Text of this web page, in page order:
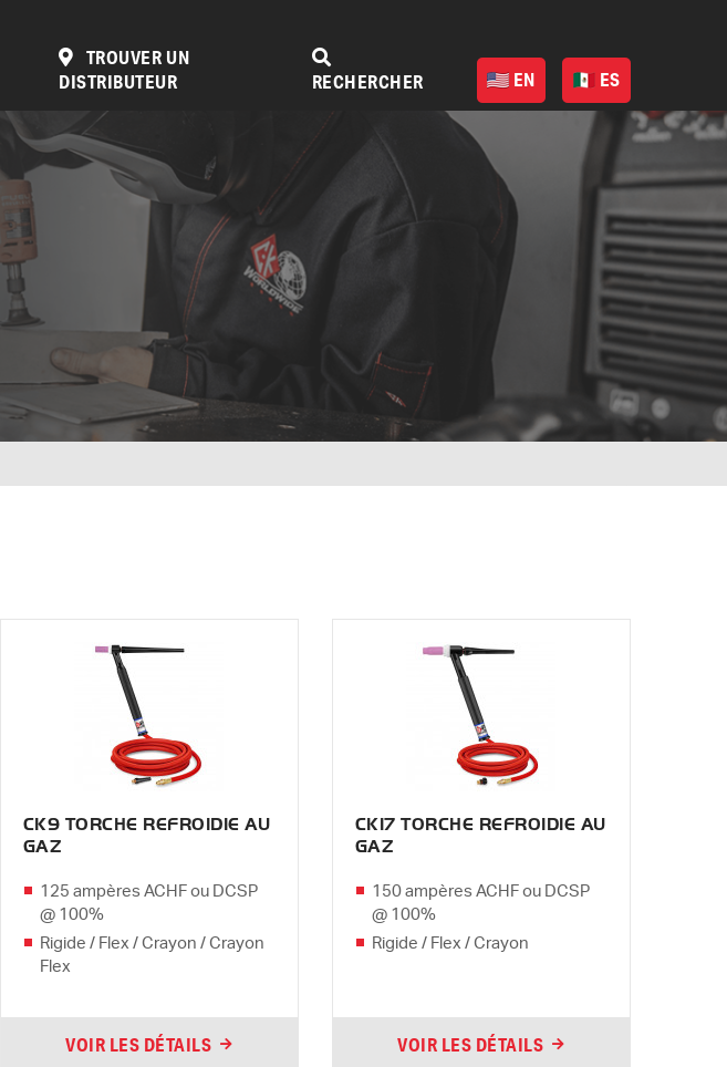
TROUVER UN
DISTRIBUTEUR
RECHERCHER EN ES
CK9 TORCHE REFROIDIE AU
GAZ
125 ampères ACHF ou DCSP
@ 100%
Rigide / Flex / Crayon / Crayon
Flex
VOIR LES DÉTAILS
CK17 TORCHE REFROIDIE AU
GAZ
150 ampères ACHF ou DCSP
@ 100%
Rigide / Flex / Crayon
VOIR LES DÉTAILS